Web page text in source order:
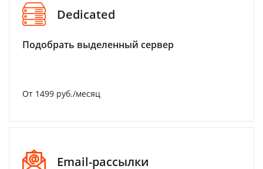
Dedicated
Подобрать выделенный сервер
От 1499 руб./месяц
Email-рассылки